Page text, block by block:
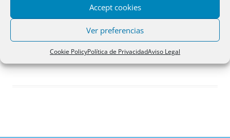
Accept cookies
Ver preferencias
Cookie PolicyPolítica de PrivacidadAviso Legal
Acceder
Registro
¿Has olvidado tu contraseña?